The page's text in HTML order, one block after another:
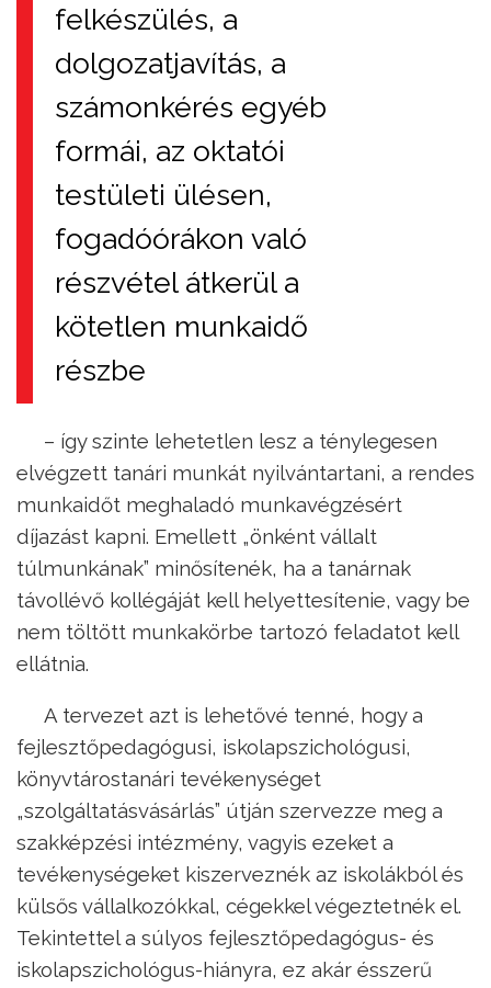
felkészülés, a
dolgozatjavítás, a
számonkérés egyéb
formái, az oktatói
testületi ülésen,
fogadóórákon való
részvétel átkerül a
kötetlen munkaidő
részbe
– így szinte lehetetlen lesz a ténylegesen
elvégzett tanári munkát nyilvántartani, a rendes
munkaidőt meghaladó munkavégzésért
díjazást kapni. Emellett „önként vállalt
túlmunkának” minősítenék, ha a tanárnak
távollévő kollégáját kell helyettesítenie, vagy be
nem töltött munkakörbe tartozó feladatot kell
ellátnia.
A tervezet azt is lehetővé tenné, hogy a
fejlesztőpedagógusi, iskolapszichológusi,
könyvtárostanári tevékenységet
„szolgáltatásvásárlás” útján szervezze meg a
szakképzési intézmény, vagyis ezeket a
tevékenységeket kiszerveznék az iskolákból és
külsős vállalkozókkal, cégekkel végeztetnék el.
Tekintettel a súlyos fejlesztőpedagógus- és
iskolapszichológus-hiányra, ez akár ésszerű